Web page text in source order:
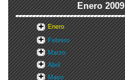
Enero2009
Enero
Febrero
Marzo
Abril
Mayo